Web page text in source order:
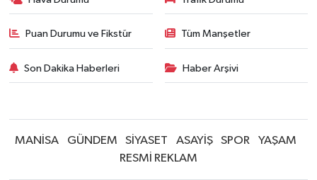
Puan Durumu ve Fikstür Tüm Manşetler
Son Dakika Haberleri Haber Arşivi
MANİSA GÜNDEM SİYASET ASAYİŞ SPOR
YAŞAM
RESMİ REKLAM